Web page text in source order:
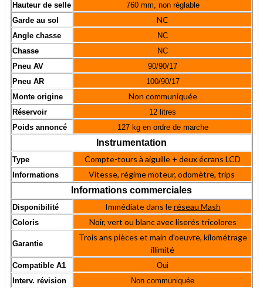
Hauteur de selle
760 mm, non réglable
Garde au sol
NC
Angle chasse
NC
Chasse
NC
Pneu AV
90/90/17
Pneu AR
100/90/17
Monte origine
Non communiquée
Réservoir
12 litres
Poids annoncé
127 kg en ordre de marche
Instrumentation
Type Compte-tours à aiguille + deux écrans LCD
Informations
Vitesse, régime moteur, odomètre, trips
Informations commerciales
Disponibilité Immédiate dans leréseau Mash
Coloris Noir, vert ou blanc avec liserés tricolores
Garantie
Trois ans pièces et main d'oeuvre, kilométrage
illimité
Compatible A1
Oui
Interv. révision
Non communiquée